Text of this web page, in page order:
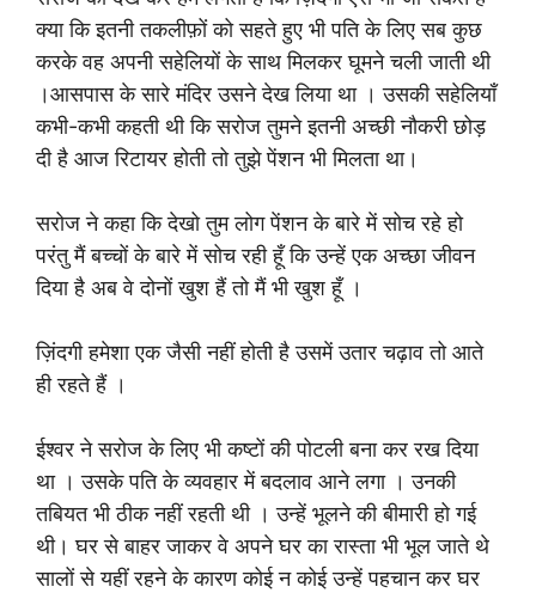
क्या कि इतनी तकलीफ़ों को सहते हुए भी पति के लिए सब कुछ
करके वह अपनी सहेलियों के साथ मिलकर घूमने चली जाती थी
।आसपास के सारे मंदिर उसने देख लिया था । उसकी सहेलियाँ
कभी-कभी कहती थी कि सरोज तुमने इतनी अच्छी नौकरी छोड़
दी है आज रिटायर होती तो तुझे पेंशन भी मिलता था।
सरोज ने कहा कि देखो तुम लोग पेंशन के बारे में सोच रहे हो
परंतु मैं बच्चों के बारे में सोच रही हूँ कि उन्हें एक अच्छा जीवन
दिया है अब वे दोनों खुश हैं तो मैं भी खुश हूँ ।
ज़िंदगी हमेशा एक जैसी नहीं होती है उसमें उतार चढ़ाव तो आते
ही रहते हैं ।
ईश्वर ने सरोज के लिए भी कष्टों की पोटली बना कर रख दिया
था । उसके पति के व्यवहार में बदलाव आने लगा । उनकी
तबियत भी ठीक नहीं रहती थी । उन्हें भूलने की बीमारी हो गई
थी। घर से बाहर जाकर वे अपने घर का रास्ता भी भूल जाते थे
सालों से यहीं रहने के कारण कोई न कोई उन्हें पहचान कर घर